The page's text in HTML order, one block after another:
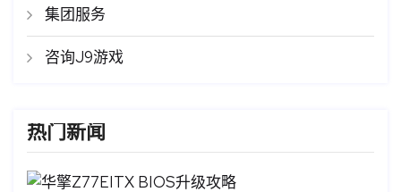
集团服务
咨询J9游戏
热门新闻